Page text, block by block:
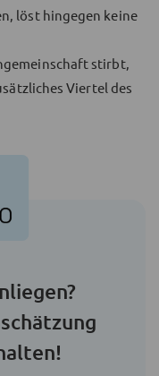
löst hingegen keine
stirbt,
Viertel des